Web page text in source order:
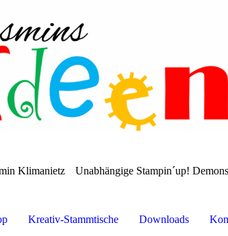
Klimanietz Unabhängige Stampin´up!
Kreativ-Stammtische Downloads